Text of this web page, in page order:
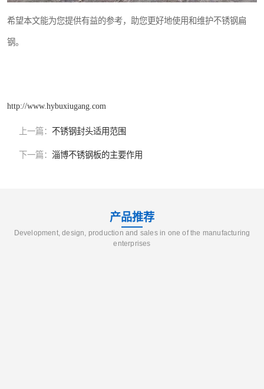
希望本文能为您提供有益的参考，助您更好地使用和维护不锈钢扁
钢。
http://www.hybuxiugang.com
上一篇： 不锈钢封头适用范围
下一篇： 淄博不锈钢板的主要作用
产品推荐
Development, design, production and sales in one of the manufacturing
enterprises